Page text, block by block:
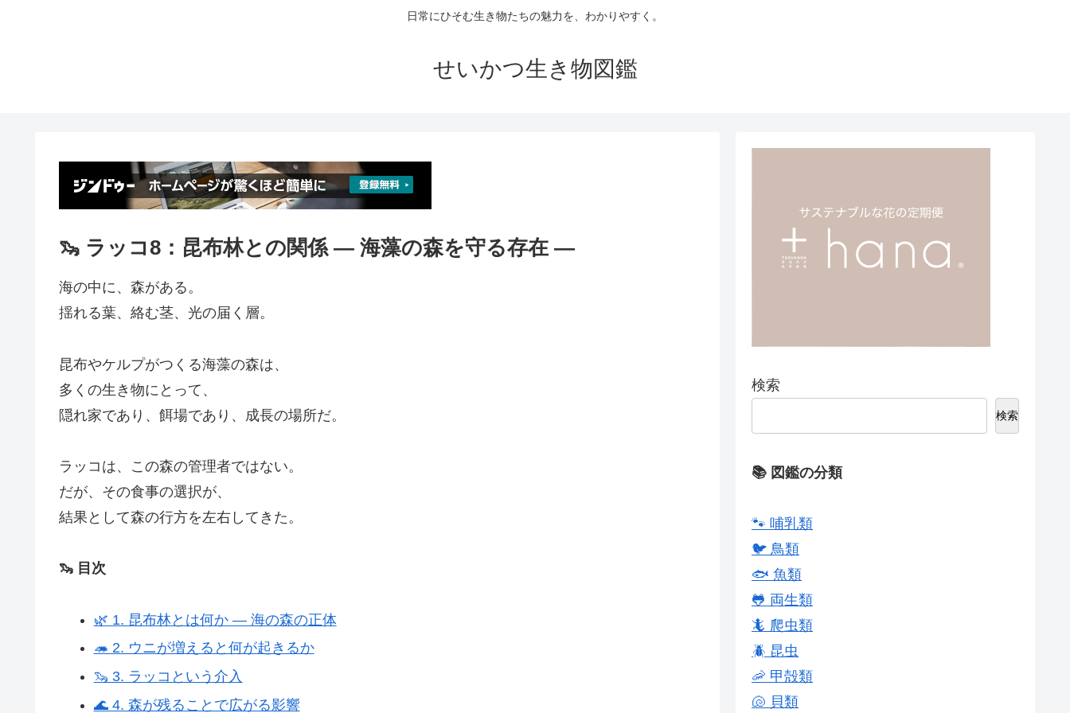
日常にひそむ生き物たちの魅力を、わかりやすく。
せいかつ生き物図鑑
🦦 ラッコ8：昆布林との関係 ― 海藻の森を守る存在 ―
海の中に、森がある。
揺れる葉、絡む茎、光の届く層。
昆布やケルプがつくる海藻の森は、
多くの生き物にとって、
隠れ家であり、餌場であり、成長の場所だ。
ラッコは、この森の管理者ではない。
だが、その食事の選択が、
結果として森の行方を左右してきた。
🦦 目次
🌿 1. 昆布林とは何か ― 海の森の正体
🦔 2. ウニが増えると何が起きるか
🦦 3. ラッコという介入
🌊 4. 森が残ることで広がる影響
検索
検索
📚 図鑑の分類
🐾 哺乳類
🐦 鳥類
🐟 魚類
🐸 両生類
🦎 爬虫類
🪲 昆虫
🦐 甲殻類
🐚 貝類